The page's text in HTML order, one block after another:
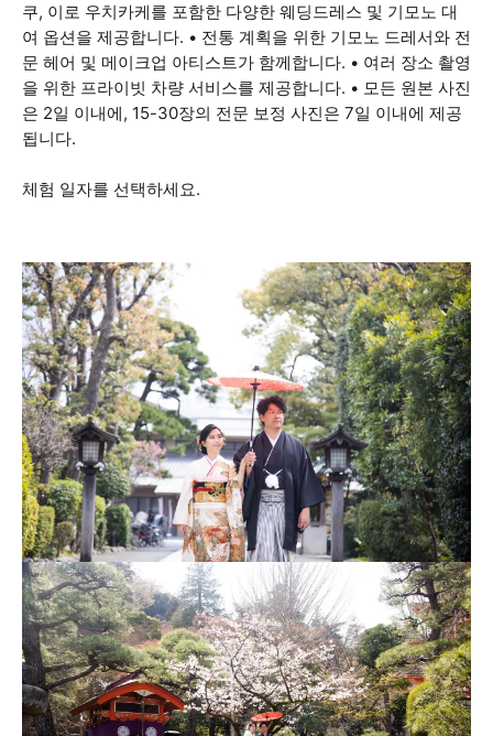
쿠, 이로 우치카케를 포함한 다양한 웨딩드레스 및 기모노 대
여 옵션을 제공합니다. • 전통 계획을 위한 기모노 드레서와 전
문 헤어 및 메이크업 아티스트가 함께합니다. • 여러 장소 촬영
을 위한 프라이빗 차량 서비스를 제공합니다. • 모든 원본 사진
은 2일 이내에, 15-30장의 전문 보정 사진은 7일 이내에 제공
됩니다.
체험 일자를 선택하세요.